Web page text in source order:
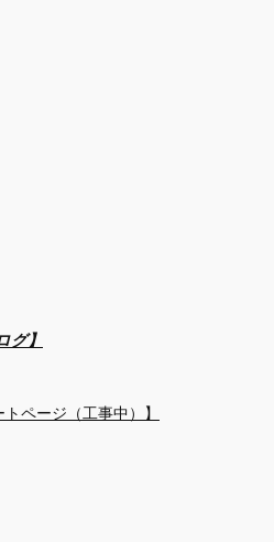
グ】
ページ（工事中）】